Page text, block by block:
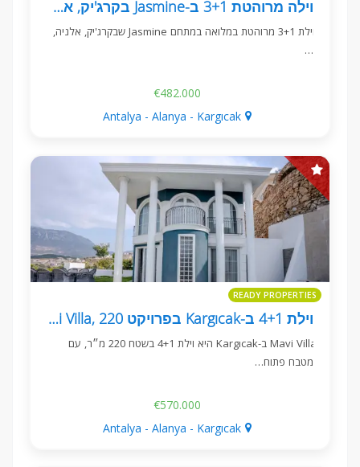
וילה מרוהטת 3+1 ב-Jasmine בקרג'יק, אלניה
וילת 3+1 מרוהטת במלואה במתחם Jasmine שבקרג'יק, אלניה,
…
€482.000
Antalya - Alanya - Kargıcak
READY PROPERTIES
וילת 4+1 ב-Kargıcak בפרויקט Mavi Villa, 220 מ״ר
Mavi Villa ב-Kargıcak היא וילת 4+1 בשטח 220 מ״ר, עם
מטבח פתוח…
€570.000
Antalya - Alanya - Kargıcak